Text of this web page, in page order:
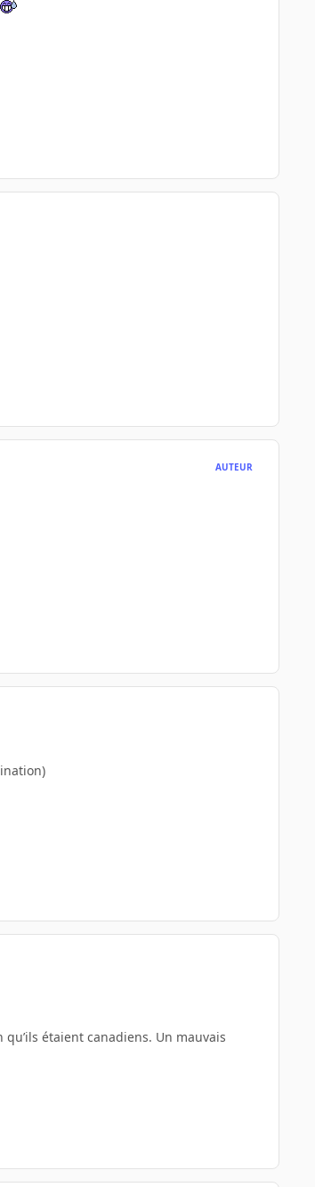
AUTEUR
étaient canadiens. Un mauvais